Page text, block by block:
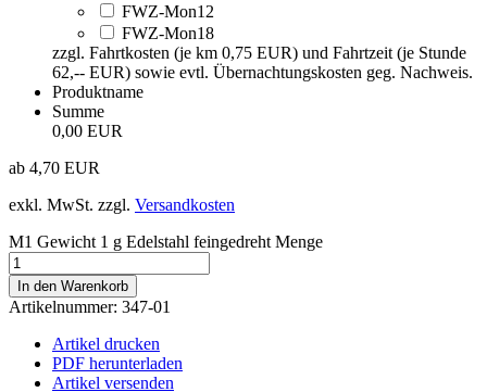
FWZ-Mon12
FWZ-Mon18
zzgl. Fahrtkosten (je km 0,75 EUR) und Fahrtzeit (je Stunde
62,-- EUR) sowie evtl. Übernachtungskosten geg. Nachweis.
Produktname
Summe
0,00 EUR
ab 4,70 EUR
exkl. MwSt. zzgl. Versandkosten
M1 Gewicht 1 g Edelstahl feingedreht Menge
In den Warenkorb
Artikelnummer: 347-01
Artikel drucken
PDF herunterladen
Artikel versenden